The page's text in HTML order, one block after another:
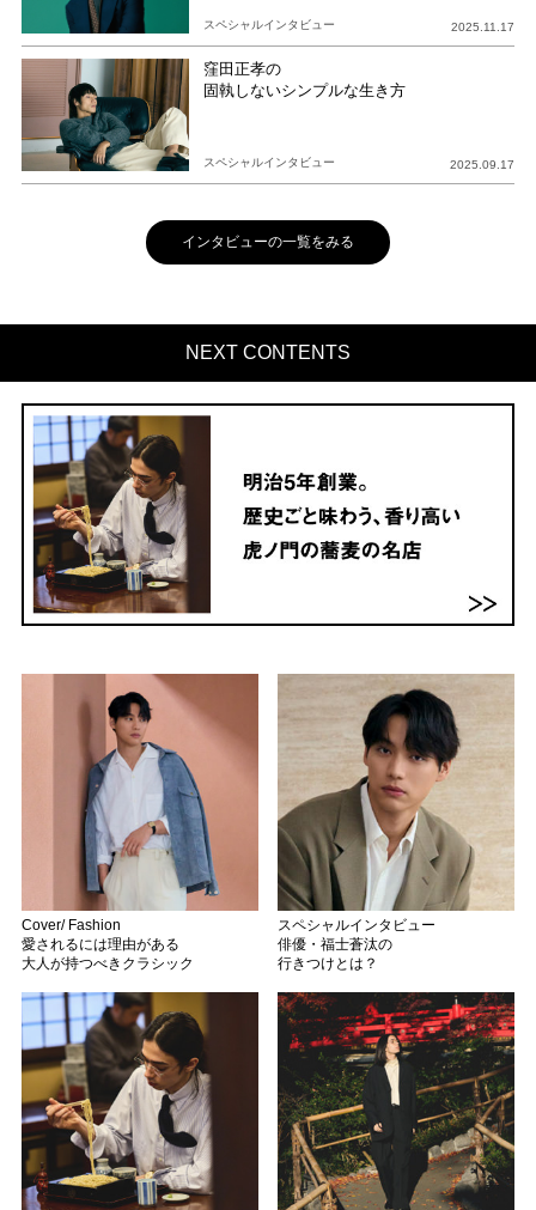
スペシャルインタビュー 2025.11.17
窪田正孝の
固執しないシンプルな生き方
スペシャルインタビュー 2025.09.17
インタビューの一覧をみる
NEXT CONTENTS
Cover/ Fashion
愛されるには理由がある
大人が持つべきクラシック
スペシャルインタビュー
俳優・福士蒼汰の
行きつけとは？